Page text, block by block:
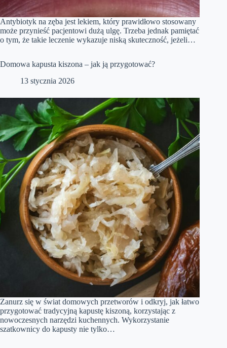
Antybiotyk na zęba jest lekiem, który prawidłowo stosowany
może przynieść pacjentowi dużą ulgę. Trzeba jednak pamiętać
o tym, że takie leczenie wykazuje niską skuteczność, jeżeli…
Domowa kapusta kiszona – jak ją przygotować?
13 stycznia 2026
Zanurz się w świat domowych przetworów i odkryj, jak łatwo
przygotować tradycyjną kapustę kiszoną, korzystając z
nowoczesnych narzędzi kuchennych. Wykorzystanie
szatkownicy do kapusty nie tylko…